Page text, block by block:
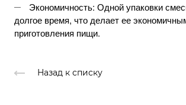
Экономичность: Одной упаковки
долгое время, что делает ее
приготовления пищи.
Назад к списку